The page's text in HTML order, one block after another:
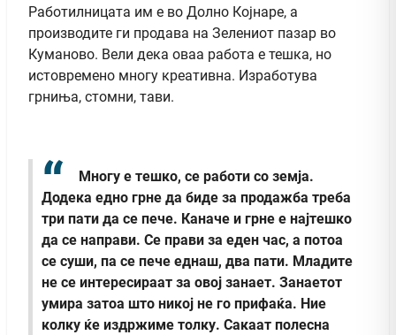
Работилницата им е во Долно Којнаре, а
производите ги продава на Зелениот пазар во
Куманово. Вели дека оваа работа е тешка, но
истовремено многу креативна. Изработува
грниња, стомни, тави.
Многу е тешко, се работи со земја.
Додека едно грне да биде за продажба треба
три пати да се пече. Каначе и грне е најтешко
да се направи. Се прави за еден час, а потоа
се суши, па се пече еднаш, два пати. Младите
не се интересираат за овој занает. Занаетот
умира затоа што никој не го прифаќа. Ние
колку ќе издржиме толку. Сакаат полесна